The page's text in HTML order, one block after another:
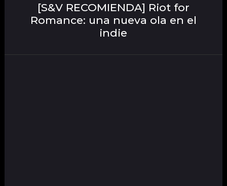
[S&V RECOMIENDA] Riot for
Romance: una nueva ola en el
indie